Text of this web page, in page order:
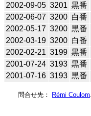
2002-09-05 3201 黒番
2002-06-07 3200 白番
2002-05-17 3200 黒番
2002-03-19 3200 白番
2002-02-21 3199 黒番
2001-07-24 3193 黒番
2001-07-16 3193 黒番
問合せ先： Rémi Coulom